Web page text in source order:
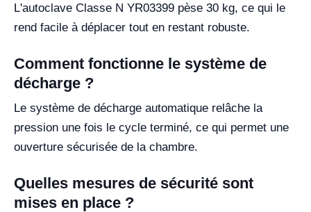
L'autoclave Classe N YR03399 pèse 30 kg, ce qui le
rend facile à déplacer tout en restant robuste.
Comment fonctionne le système de
décharge ?
Le système de décharge automatique relâche la
pression une fois le cycle terminé, ce qui permet une
ouverture sécurisée de la chambre.
Quelles mesures de sécurité sont
mises en place ?